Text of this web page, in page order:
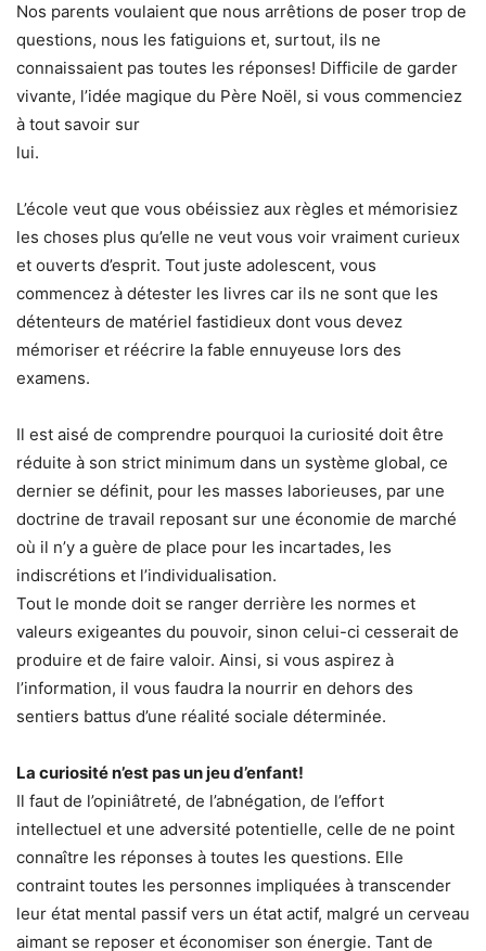
Nos parents voulaient que nous arrêtions de poser trop de
questions, nous les fatiguions et, surtout, ils ne
connaissaient pas toutes les réponses! Difficile de garder
vivante, l’idée magique du Père Noël, si vous commenciez
à tout savoir sur
lui.
L’école veut que vous obéissiez aux règles et mémorisiez
les choses plus qu’elle ne veut vous voir vraiment curieux
et ouverts d’esprit. Tout juste adolescent, vous
commencez à détester les livres car ils ne sont que les
détenteurs de matériel fastidieux dont vous devez
mémoriser et réécrire la fable ennuyeuse lors des
examens.
Il est aisé de comprendre pourquoi la curiosité doit être
réduite à son strict minimum dans un système global, ce
dernier se définit, pour les masses laborieuses, par une
doctrine de travail reposant sur une économie de marché
où il n’y a guère de place pour les incartades, les
indiscrétions et l’individualisation.
Tout le monde doit se ranger derrière les normes et
valeurs exigeantes du pouvoir, sinon celui-ci cesserait de
produire et de faire valoir. Ainsi, si vous aspirez à
l’information, il vous faudra la nourrir en dehors des
sentiers battus d’une réalité sociale déterminée.
La curiosité n’est pas un jeu d’enfant!
Il faut de l’opiniâtreté, de l’abnégation, de l’effort
intellectuel et une adversité potentielle, celle de ne point
connaître les réponses à toutes les questions. Elle
contraint toutes les personnes impliquées à transcender
leur état mental passif vers un état actif, malgré un cerveau
aimant se reposer et économiser son énergie. Tant de